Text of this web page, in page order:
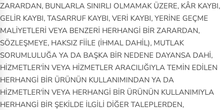
ZARARDAN, BUNLARLA SINIRLI OLMAMAK ÜZERE, KÂR KAYBI,
GELİR KAYBI, TASARRUF KAYBI, VERİ KAYBI, YERİNE GEÇME
MALİYETLERİ VEYA BENZERİ HERHANGİ BİR ZARARDAN,
SÖZLEŞMEYE, HAKSIZ FİİLE (İHMAL DAHİL), MUTLAK
SORUMLULUĞA YA DA BAŞKA BİR NEDENE DAYANSA DAHİ,
HİZMETLER'İN VEYA HİZMETLER ARACILIĞIYLA TEMİN EDİLEN
HERHANGİ BİR ÜRÜNÜN KULLANIMINDAN YA DA
HİZMETLER'İN VEYA HERHANGİ BİR ÜRÜNÜN KULLANIMIYLA
HERHANGİ BİR ŞEKİLDE İLGİLİ DİĞER TALEPLERDEN,